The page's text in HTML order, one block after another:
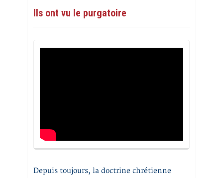
Ils ont vu le purgatoire
Depuis toujours, la doctrine chrétienne